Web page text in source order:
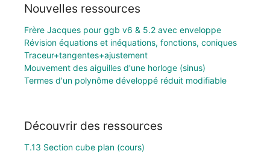
Nouvelles ressources
Frère Jacques pour ggb v6 & 5.2 avec enveloppe
Révision équations et inéquations, fonctions, coniques
Traceur+tangentes+ajustement
Mouvement des aiguilles d'une horloge (sinus)
Termes d'un polynôme développé réduit modifiable
Découvrir des ressources
T.13 Section cube plan (cours)